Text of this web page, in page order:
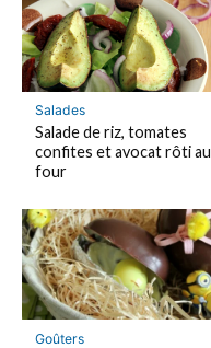
Salades
Salade de riz, tomates
confites et avocat rôti au
four
Goûters